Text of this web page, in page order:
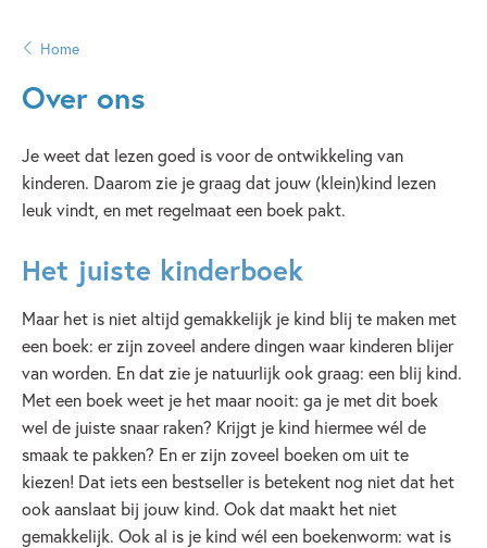
Home
Over ons
Je weet dat lezen goed is voor de ontwikkeling van
kinderen. Daarom zie je graag dat jouw (klein)kind lezen
leuk vindt, en met regelmaat een boek pakt.
Het juiste kinderboek
Maar het is niet altijd gemakkelijk je kind blij te maken met
een boek: er zijn zoveel andere dingen waar kinderen blijer
van worden. En dat zie je natuurlijk ook graag: een blij kind.
Met een boek weet je het maar nooit: ga je met dit boek
wel de juiste snaar raken? Krijgt je kind hiermee wél de
smaak te pakken? En er zijn zoveel boeken om uit te
kiezen! Dat iets een bestseller is betekent nog niet dat het
ook aanslaat bij jouw kind. Ook dat maakt het niet
gemakkelijk. Ook al is je kind wél een boekenworm: wat is